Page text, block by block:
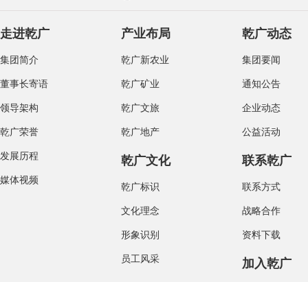
走进乾广
集团简介
董事长寄语
领导架构
乾广荣誉
发展历程
媒体视频
产业布局
乾广新农业
乾广矿业
乾广文旅
乾广地产
乾广动态
集团要闻
通知公告
企业动态
公益活动
乾广文化
乾广标识
文化理念
形象识别
员工风采
联系乾广
联系方式
战略合作
资料下载
加入乾广